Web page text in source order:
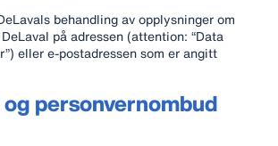
behandling av opplysninger om
på adressen (attention: “Data
eller e-postadressen som er angitt
personvernombud